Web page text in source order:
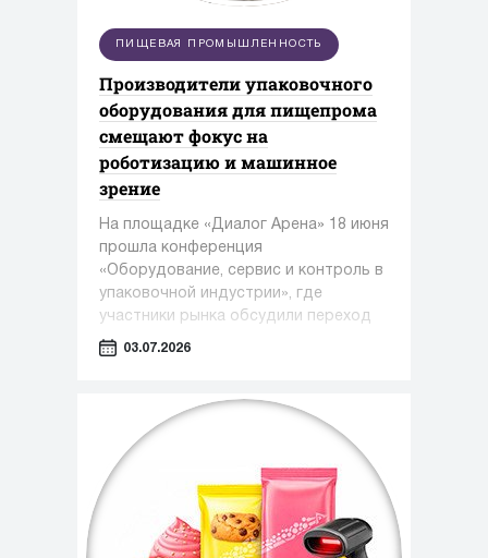
ПИЩЕВАЯ ПРОМЫШЛЕННОСТЬ
Производители упаковочного
оборудования для пищепрома
смещают фокус на
роботизацию и машинное
зрение
На площадке «Диалог Арена» 18 июня
прошла конференция
«Оборудование, сервис и контроль в
упаковочной индустрии», где
участники рынка обсудили переход
от поставок отдельных машин к
03.07.2026